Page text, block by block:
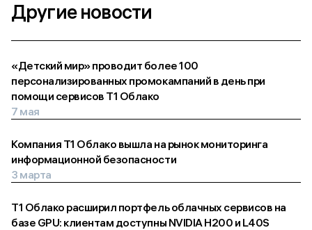
Другие новости
«Детский мир» проводит более 100
персонализированных промокампаний в день при
помощи сервисов Т1 Облако
7 мая
Компания Т1 Облако вышла на рынок мониторинга
информационной безопасности
3 марта
Т1 Облако расширил портфель облачных сервисов на
базе GPU: клиентам доступны NVIDIA H200 и L40S